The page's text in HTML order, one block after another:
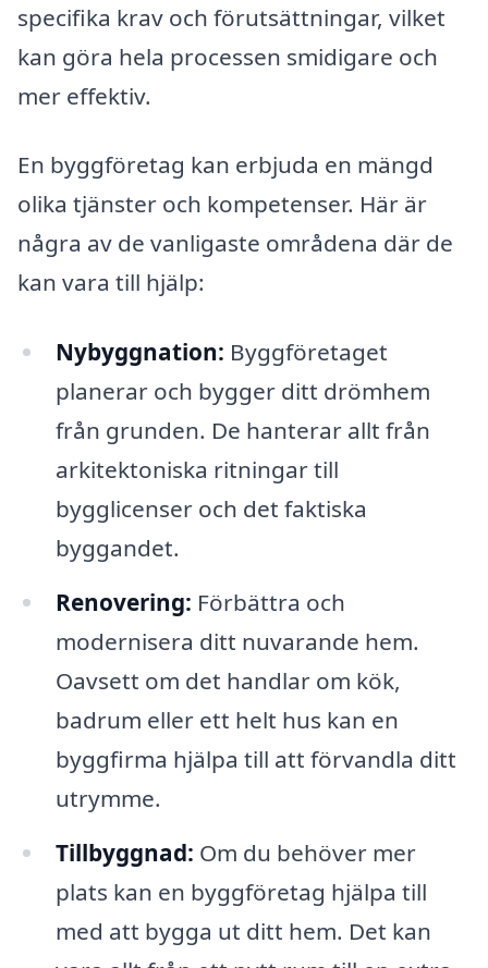
specifika krav och förutsättningar, vilket
kan göra hela processen smidigare och
mer effektiv.
En byggföretag kan erbjuda en mängd
olika tjänster och kompetenser. Här är
några av de vanligaste områdena där de
kan vara till hjälp:
Nybyggnation: Byggföretaget
planerar och bygger ditt drömhem
från grunden. De hanterar allt från
arkitektoniska ritningar till
bygglicenser och det faktiska
byggandet.
Renovering: Förbättra och
modernisera ditt nuvarande hem.
Oavsett om det handlar om kök,
badrum eller ett helt hus kan en
byggfirma hjälpa till att förvandla ditt
utrymme.
Tillbyggnad: Om du behöver mer
plats kan en byggföretag hjälpa till
med att bygga ut ditt hem. Det kan